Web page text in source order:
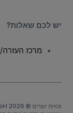
יש לכם שאלות?
מרכז העזרה/
זכויות יוצרים © viagogo GmbH 2026